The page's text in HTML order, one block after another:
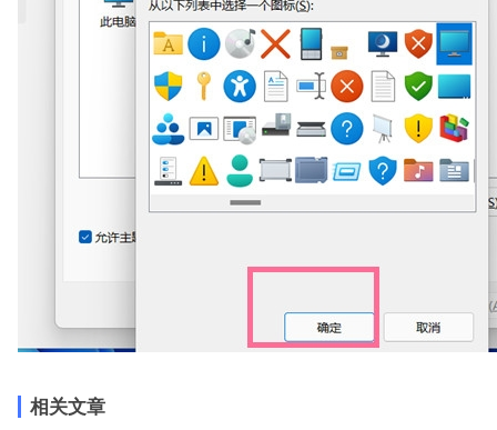
相关文章